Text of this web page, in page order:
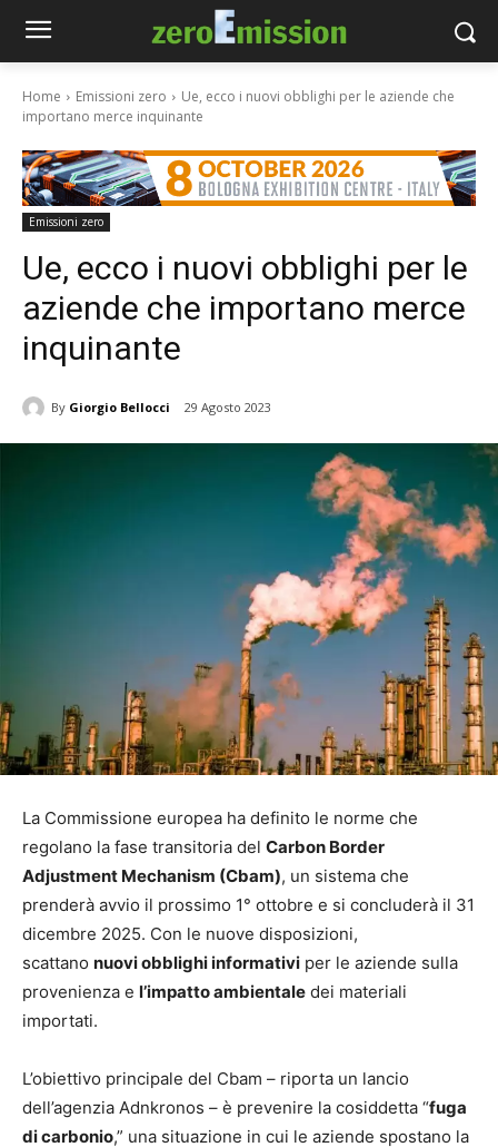
Home Emissioni zero
Ue, ecco i nuovi obblighi per le aziende che
importano merce inquinante
Emissioni zero
Ue, ecco i nuovi obblighi per le
aziende che importano merce
inquinante
By Giorgio Bellocci 29 Agosto 2023
La Commissione europea ha definito le norme che
regolano la fase transitoria del Carbon Border
Adjustment Mechanism (Cbam), un sistema che
prenderà avvio il prossimo 1° ottobre e si concluderà il 31
dicembre 2025. Con le nuove disposizioni,
scattano nuovi obblighi informativi per le aziende sulla
provenienza e l’impatto ambientale dei materiali
importati.
L’obiettivo principale del Cbam – riporta un lancio
dell’agenzia Adnkronos – è prevenire la cosiddetta “fuga
di carbonio,” una situazione in cui le aziende spostano la